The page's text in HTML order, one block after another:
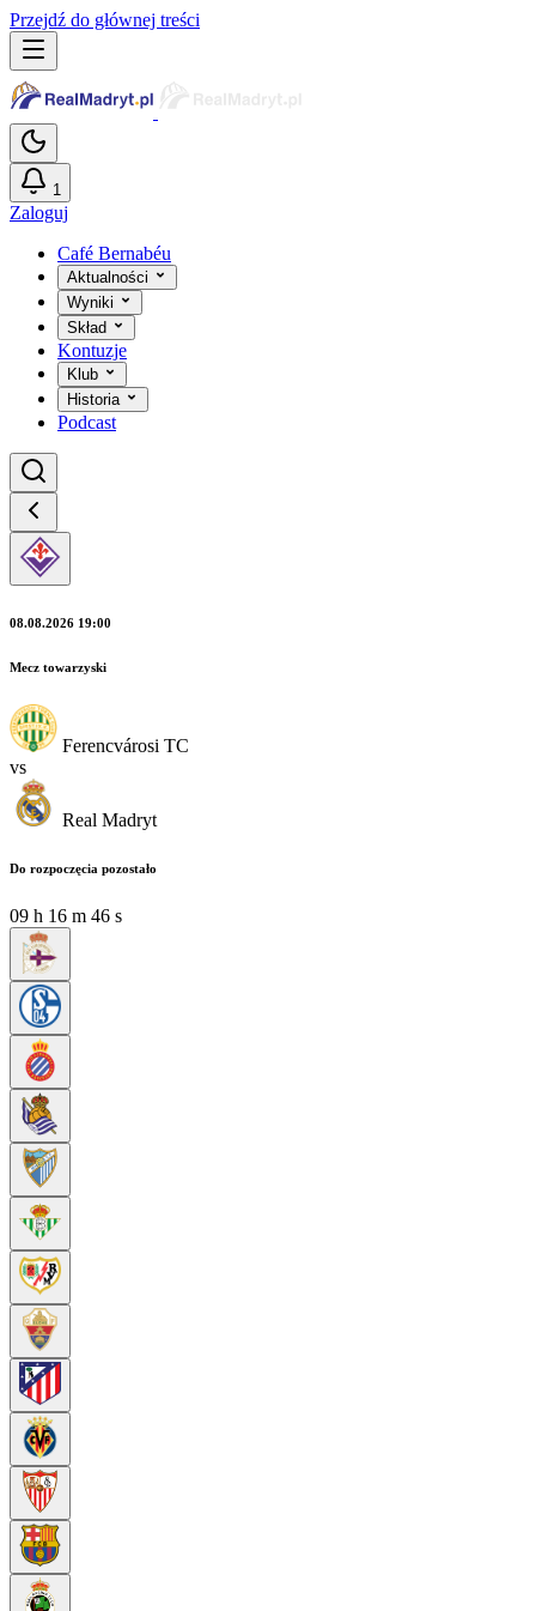
Przejdź do głównej treści
1
Zaloguj
Café Bernabéu
Aktualności
Wyniki
Skład
Kontuzje
Klub
Historia
Podcast
08.08.2026 19:00
Mecz towarzyski
Ferencvárosi TC
vs
Real Madryt
Do rozpoczęcia pozostało
09 h 16 m 44 s